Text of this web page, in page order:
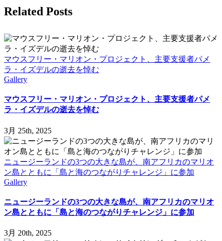
Facebook
X
LinkedIn
WhatsApp
Tumblr
Pinterest
Email
Related Posts
マウスフリー・マリオン・プロジェクト、主要支援者パメ
ラ・イズデルの逝去を悼む
Gallery
マウスフリー・マリオン・プロジェクト、主要支援者パメ
ラ・イズデルの逝去を悼む
3月 25th, 2025
ニュージーランドの3つの大きな島が、南アフリカのマリオ
ン島とともに「島と海のつながりチャレンジ」に参加
Gallery
ニュージーランドの3つの大きな島が、南アフリカのマリオ
ン島とともに「島と海のつながりチャレンジ」に参加
3月 20th, 2025